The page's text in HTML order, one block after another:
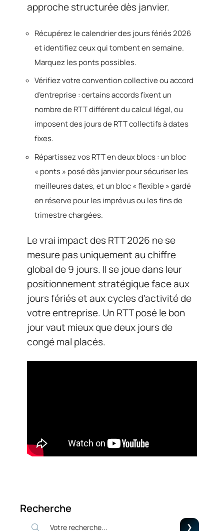
approche structurée dès janvier.
Récupérez le calendrier des jours fériés 2026
et identifiez ceux qui tombent en semaine.
Marquez les ponts possibles.
Vérifiez votre convention collective ou accord
d’entreprise : certains accords fixent un
nombre de RTT différent du calcul légal, ou
imposent des jours de RTT collectifs à dates
fixes.
Répartissez vos RTT en deux blocs : un bloc
« ponts » posé dès janvier pour sécuriser les
meilleures dates, et un bloc « flexible » gardé
en réserve pour les imprévus ou les fins de
trimestre chargées.
Le vrai impact des RTT 2026 ne se
mesure pas uniquement au chiffre
global de 9 jours. Il se joue dans leur
positionnement stratégique face aux
jours fériés et aux cycles d’activité de
votre entreprise. Un RTT posé le bon
jour vaut mieux que deux jours de
congé mal placés.
Recherche